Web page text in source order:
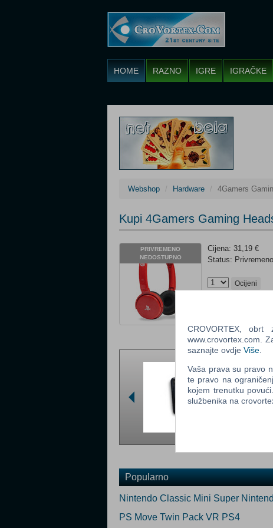
HOME RAZNO IGRE IGRAČKE
Webshop Hardware 4Gamers
Kupi 4Gamers Gaming
PRIVREMENO
NEDOSTUPNO
Cijena: 31,19 €
Status:
Ocijeni
Popularno
Nintendo Classic Mini Super
PS Move Twin Pack VR PS4
CROVORTEX,
www.crovortex.com.
saznajte ovdje Više
Vaša prava su pravo
te pravo na
kojem trenutku
službenika na